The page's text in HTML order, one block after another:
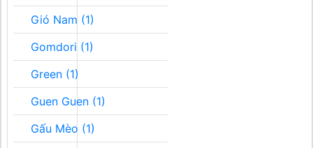
Gió Nam (1)
Gomdori (1)
Green (1)
Guen Guen (1)
Gấu Mèo (1)